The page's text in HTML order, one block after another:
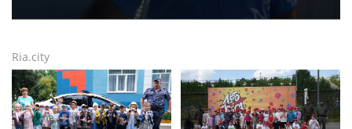
Ria.city